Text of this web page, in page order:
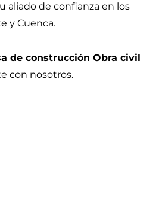
aliado de confianza en los
y Cuenca.
de construcción Obra civil
con nosotros.